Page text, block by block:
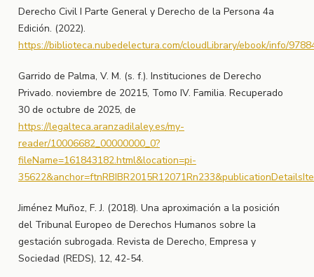
Derecho Civil I Parte General y Derecho de la Persona 4a
Edición. (2022).
https://biblioteca.nubedelectura.com/cloudLibrary/ebook/info/
Garrido de Palma, V. M. (s. f.). Instituciones de Derecho
Privado. noviembre de 20215, Tomo IV. Familia. Recuperado
30 de octubre de 2025, de
https://legalteca.aranzadilaley.es/my-
reader/10006682_00000000_0?
fileName=161843182.html&location=pi-
Jiménez Muñoz, F. J. (2018). Una aproximación a la posición
del Tribunal Europeo de Derechos Humanos sobre la
gestación subrogada. Revista de Derecho, Empresa y
Sociedad (REDS), 12, 42-54.